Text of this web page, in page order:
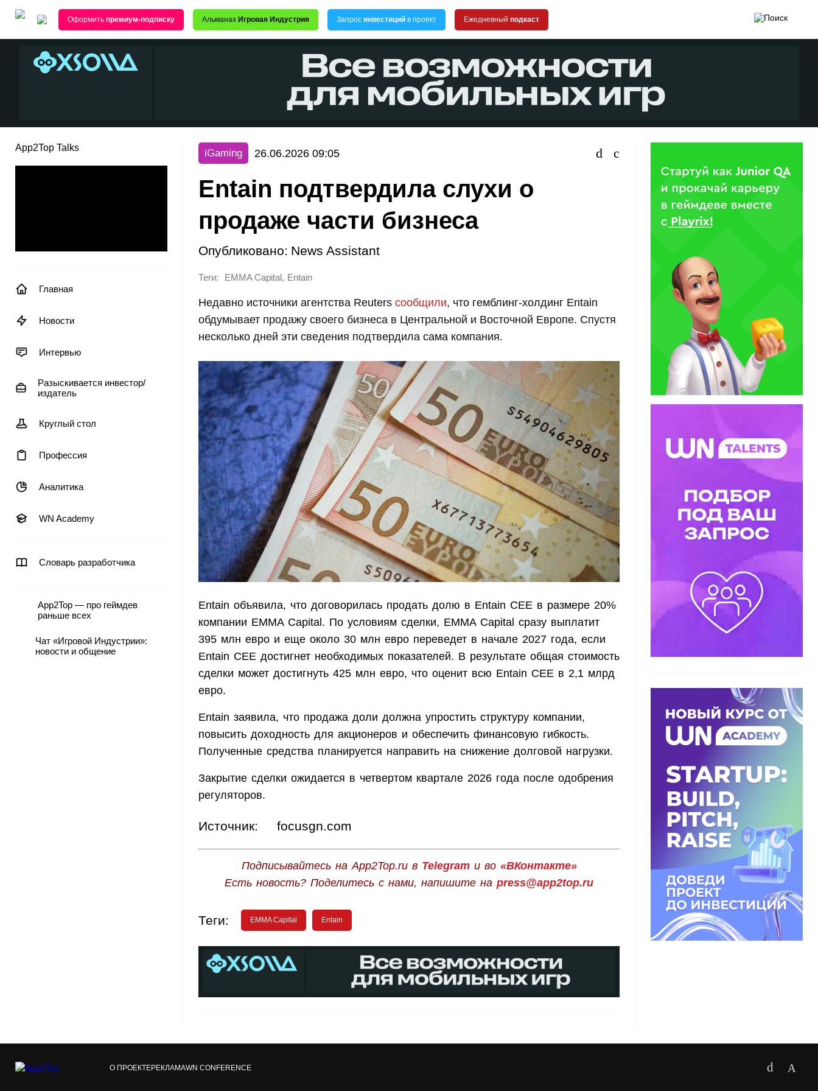
Оформить премиум-подписку Альманах Игровая Индустрия Запрос инвестиций в проект Ежедневный подкаст
App2Top Talks
Главная
Новости
Интервью
Разыскивается инвестор/
издатель
Круглый стол
Профессия
Аналитика
WN Academy
Словарь разработчика
App2Top — про геймдев
раньше всех
Чат «Игровой Индустрии»:
новости и общение
iGaming 26.06.2026 09:05
Entain подтвердила слухи о
продаже части бизнеса
Опубликовано: News Assistant
Теги: EMMA Capital , Entain
Недавно источники агентства Reuters сообщили, что гемблинг-холдинг Entain
обдумывает продажу своего бизнеса в Центральной и Восточной Европе. Спустя
несколько дней эти сведения подтвердила сама компания.
Entain объявила, что договорилась продать долю в Entain CEE в размере 20%
компании EMMA Capital. По условиям сделки, EMMA Capital сразу выплатит
395 млн евро и еще около 30 млн евро переведет в начале 2027 года, если
Entain CEE достигнет необходимых показателей. В результате общая стоимость
сделки может достигнуть 425 млн евро, что оценит всю Entain CEE в 2,1 млрд
евро.
Entain заявила, что продажа доли должна упростить структуру компании,
повысить доходность для акционеров и обеспечить финансовую гибкость.
Полученные средства планируется направить на снижение долговой нагрузки.
Закрытие сделки ожидается в четвертом квартале 2026 года после одобрения
регуляторов.
Источник: focusgn.com
Подписывайтесь на App2Top.ru в Telegramи во «ВКонтакте»
Есть новость? Поделитесь с нами, напишите на press@app2top.ru
Теги: EMMA Capital Entain
О ПРОЕКТЕРЕКЛАМАWN CONFERENCE